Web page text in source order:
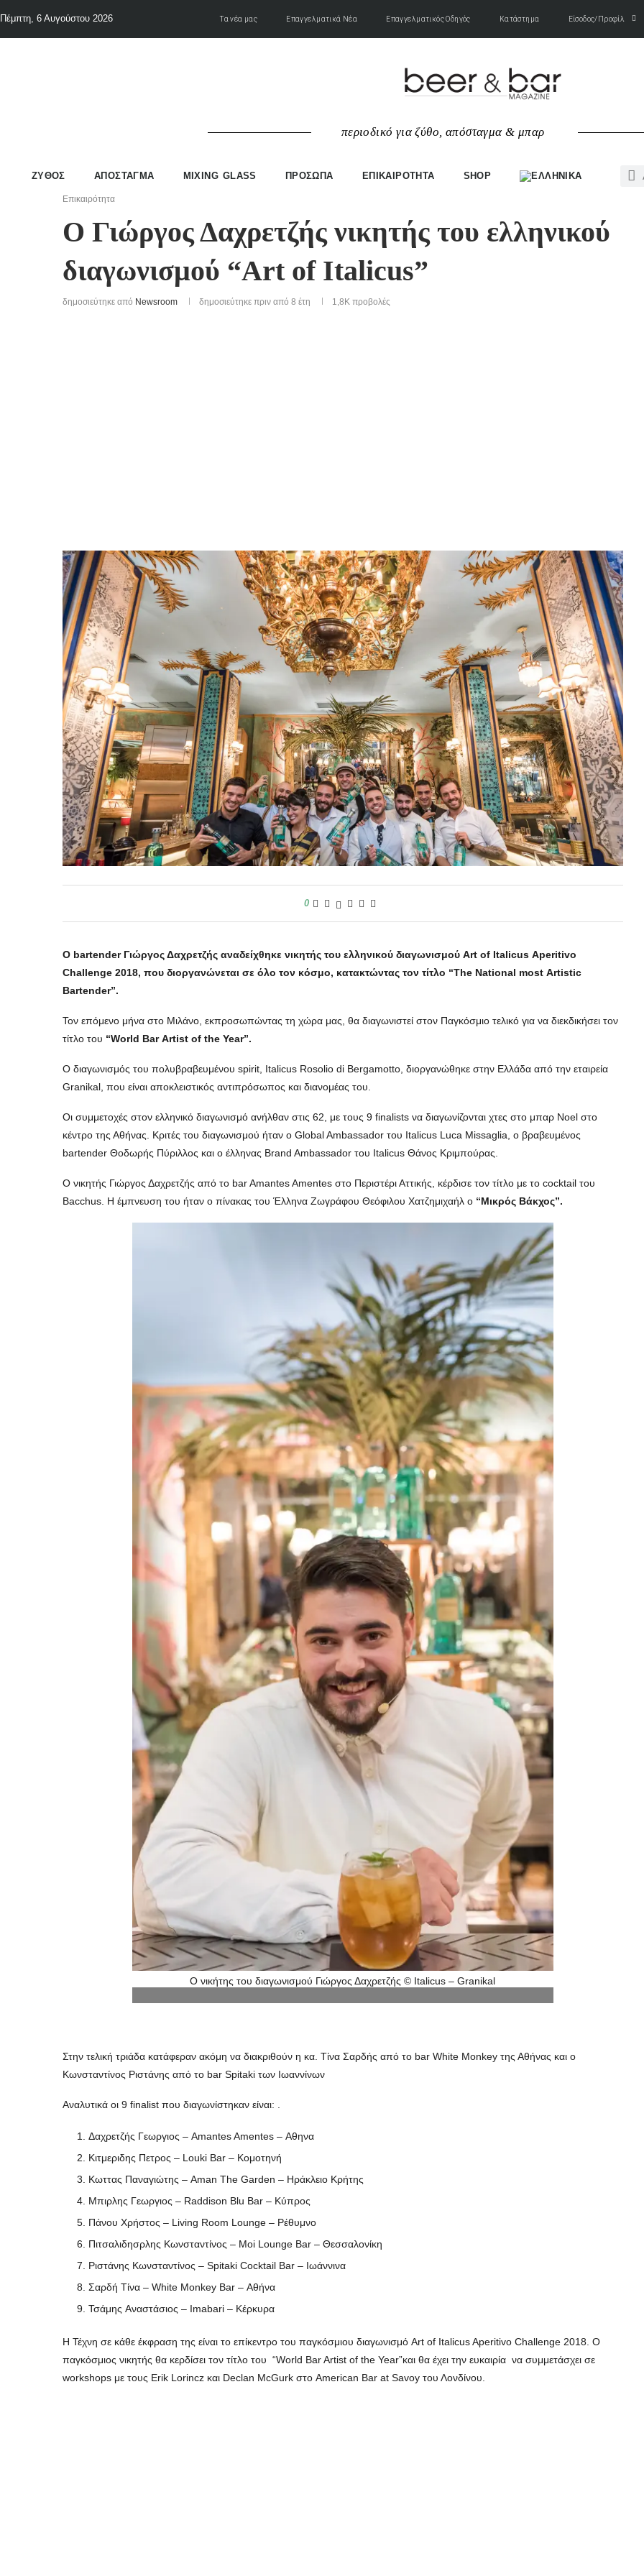
Πέμπτη, 6 Αυγούστου 2026 Τα νέα μας Επαγγελματικά Νέα Επαγγελματικός Οδηγός Κατάστημα Είσοδος/Προφίλ
περιοδικό για ζύθο, απόσταγμα & μπαρ
ΖΥΘΟΣ ΑΠΟΣΤΑΓΜΑ MIXING GLASS ΠΡΟΣΩΠΑ ΕΠΙΚΑΙΡΟΤΗΤΑ SHOP
Επικαιρότητα
Ο Γιώργος Δαχρετζής νικητής του ελληνικού
διαγωνισμού “Art of Italicus”
δημοσιεύτηκε από Newsroom δημοσιεύτηκε πριν από 8 έτη 1,8K προβολές
0
Ο bartenderΓιώργος Δαχρετζής αναδείχθηκε νικητής του ελληνικού διαγωνισμού Art of Italicus Aperitivo
Challenge 2018, που διοργανώνεται σε όλο τον κόσμο, κατακτώντας τον τίτλο “The National most Artistic
Bartender”.
Τον επόμενο μήνα στο Μιλάνο, εκπροσωπώντας τη χώρα μας, θα διαγωνιστεί στον Παγκόσμιο τελικό για να διεκδικήσει τον
τίτλο του “World Bar Artist of the Year”.
Ο διαγωνισμός του πολυβραβευμένου spirit, Italicus Rosolio di Bergamotto, διοργανώθηκε στην Ελλάδα από την εταιρεία
Granikal, που είναι αποκλειστικός αντιπρόσωπος και διανομέας του.
Oι συμμετοχές στον ελληνικό διαγωνισμό ανήλθαν στις 62, με τους 9 finalists να διαγωνίζονται χτες στο μπαρ Noel στο
κέντρο της Αθήνας. Κριτές του διαγωνισμού ήταν ο Global Ambassador του Italicus Luca Missaglia, ο βραβευμένος
bartender Θοδωρής Πύριλλος και ο έλληνας Brand Ambassador του Italicus Θάνος Κριμπούρας.
Ο νικητής Γιώργος Δαχρετζής από το bar Amantes Amentes στο Περιστέρι Αττικής, κέρδισε τον τίτλο με το cocktail του
Bacchus. Η έμπνευση του ήταν ο πίνακας του Έλληνα Ζωγράφου Θεόφιλου Χατζημιχαήλ ο “Μικρός Βάκχος”.
Ο νικήτης του διαγωνισμού Γιώργος Δαχρετζής © Italicus – Granikal
Στην τελική τριάδα κατάφεραν ακόμη να διακριθούν η κα. Τίνα Σαρδής από το bar White Monkey της Αθήνας και ο
Κωνσταντίνος Ριστάνης από το bar Spitaki των Ιωαννίνων
Αναλυτικά οι 9 finalist που διαγωνίστηκαν είναι: .
Δαχρετζής Γεωργιος – Amantes Amentes – Αθηνα
Κιτμεριδης Πετρος – Louki Bar – Κομοτηνή
Κωττας Παναγιώτης – Aman The Garden – Ηράκλειο Κρήτης
Μπιρλης Γεωργιος – Raddison Blu Bar – Κύπρος
Πάνου Χρήστος – Living Room Lounge – Ρέθυμνο
Πιτσαλιδησρλης Κωνσταντίνος – Moi Lounge Bar – Θεσσαλονίκη
Ριστάνης Κωνσταντίνος – Spitaki Cocktail Bar – Ιωάννινα
Σαρδή Τίνα – White Monkey Bar – Αθήνα
Τσάμης Αναστάσιος – Imabari – Κέρκυρα
Η Τέχνη σε κάθε έκφραση της είναι το επίκεντρο του παγκόσμιου διαγωνισμό Art of Italicus Aperitivo Challenge 2018. Ο
παγκόσμιος νικητής θα κερδίσει τον τίτλο του “World Bar Artist of the Year”και θα έχει την ευκαιρία να συμμετάσχει σε
workshops με τους Erik Lorincz και Declan McGurk στο American Bar at Savoy του Λονδίνου.